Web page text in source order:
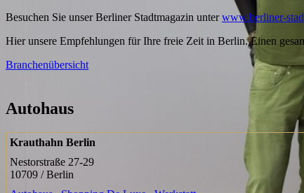
Besuchen Sie unser Berliner Stadtmagazin unterwww.berliner-
Hier unsere Empfehlungen für Ihre freie Zeit in Berlin. Einen
Branchenübersicht
Autohaus
Krauthahn Berlin
Nestorstraße 27-29
10709 / Berlin